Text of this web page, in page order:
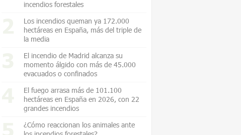
incendios forestales
Los incendios queman ya 172.000
hectáreas en España, más del triple de
la media
El incendio de Madrid alcanza su
momento álgido con más de 45.000
evacuados o confinados
El fuego arrasa más de 101.100
hectáreas en España en 2026, con 22
grandes incendios
¿Cómo reaccionan los animales ante